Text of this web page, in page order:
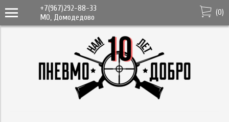
+7(967)292-88-33
МО, Домодедово
(0)